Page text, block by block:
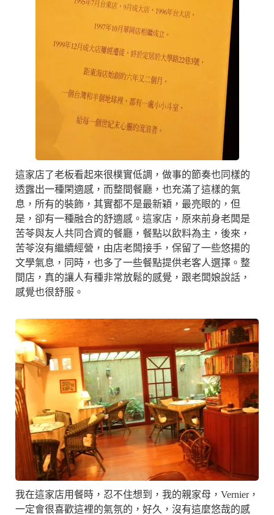
這家店了老板看起來很樸實低調，做事的節奏也同樣的
透露出一種閑適感，而整間餐廳，也充滿了這樣的氣
息，所有的裝飾，其實都不是最新穎，最亮眼的，但
是，卻有一種融合的舒適感。這家店，原來前身老闆是
苦苓與友人共同合資的餐廳，餐點以飲料為主，後來，
苦苓沒有繼續經營，由店老闆接手，保留了一些悠揚的
文學氣息，同時，也多了一些餐點提供老客人選擇。整
間店，真的讓人有種非常放鬆的感覺，跟老闆娘說話，
感覺也很舒服。
我在這家店用餐時，忍不住想到，我的親家母，Vernier，
一定會很喜歡這裡的氣氛的，好久，沒有這麼悠哉的感